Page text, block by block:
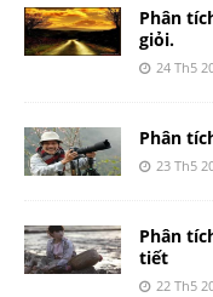
Phân
giỏi.
24 Th5
Phân
23 Th5
Phân
tiết
22 Th5